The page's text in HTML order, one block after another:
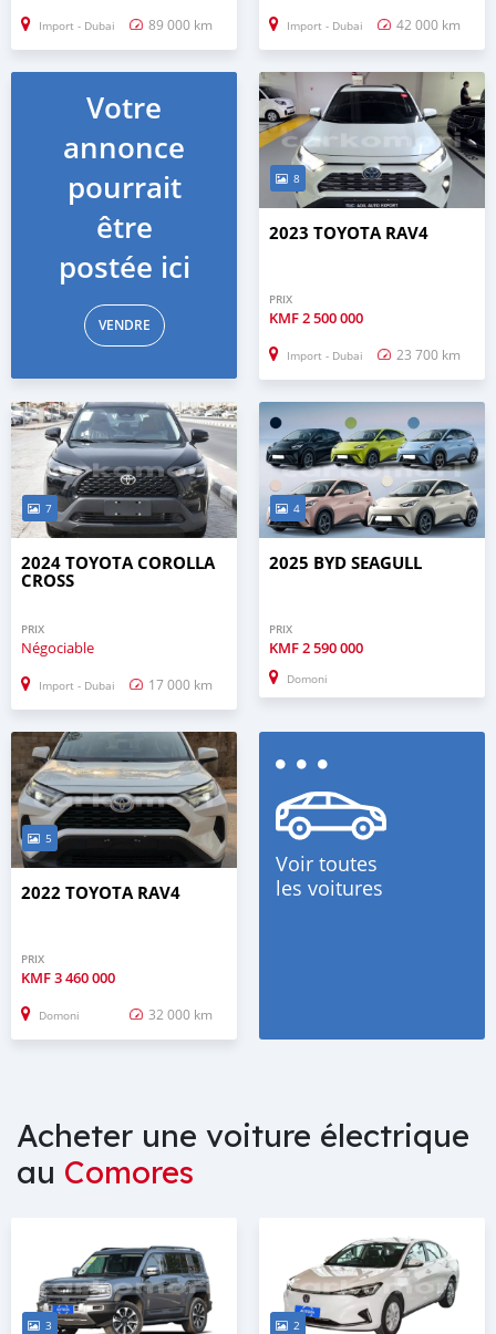
Import - Dubai 89 000 km Import - Dubai 42 000 km
Votre
annonce
pourrait
être
postée ici
VENDRE
8
2023 TOYOTA RAV4
PRIX
KMF2 500 000
Import - Dubai 23 700 km
7
2024 TOYOTA COROLLA
CROSS
PRIX
Négociable
Import - Dubai 17 000 km
4
2025 BYD SEAGULL
PRIX
KMF2 590 000
Domoni
5
2022 TOYOTA RAV4
PRIX
KMF3 460 000
Domoni 32 000 km
Voir toutes
les voitures
Acheter une voiture électrique
au Comores
3 2